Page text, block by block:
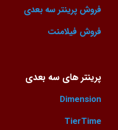
فروش پرینتر سه بعدی
فروش فیلامنت
پرینتر های سه بعدی
Dimension
TierTime